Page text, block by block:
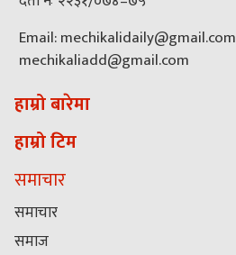
Email: mechikalidaily@gmail.com
mechikaliadd@gmail.com
हाम्रो बारेमा
हाम्रो टिम
समाचार
समाचार
समाज